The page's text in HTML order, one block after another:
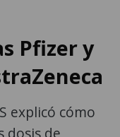
Pfizer y
explicó cómo